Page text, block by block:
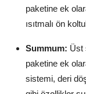
paketine ek
ısıtmalı ön
Summum: Üst
paketine ek
sistemi, deri